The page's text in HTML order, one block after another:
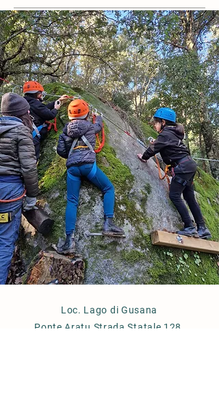
Loc. Lago di Gusana
Ponte Aratu Strada Statale 128,